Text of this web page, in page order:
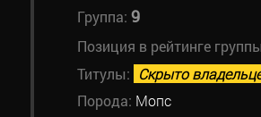
Группа: 9
Позиция в рейтинге
Титулы: Скрыто
Порода: Мопс